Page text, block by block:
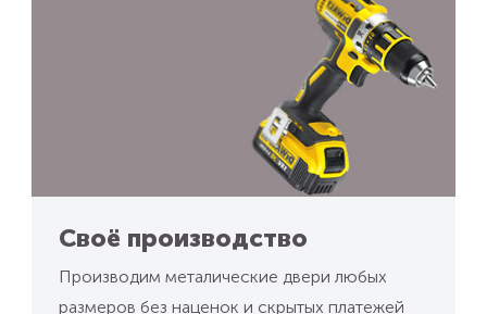
Своё производство
Производим металические двери любых
размеров без наценок и скрытых платежей